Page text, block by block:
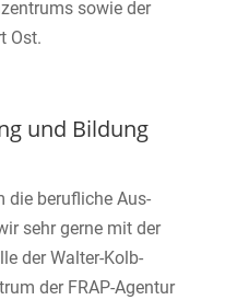
sowie der
Ost.
und Bildung
die berufliche Aus-
sehr gerne mit der
der Walter-Kolb-
der FRAP-Agentur